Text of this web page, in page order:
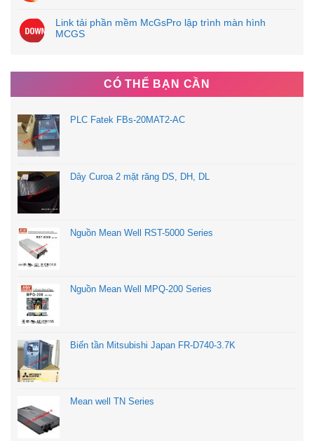
Link tải phần mềm McGsPro lập trình màn hình
MCGS
CÓ THỂ BẠN CẦN
PLC Fatek FBs-20MAT2-AC
Dây Curoa 2 mặt răng DS, DH, DL
Nguồn Mean Well RST-5000 Series
Nguồn Mean Well MPQ-200 Series
Biến tần Mitsubishi Japan FR-D740-3.7K
Mean well TN Series